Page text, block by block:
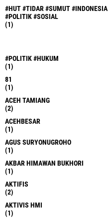
#HUT #TIDAR #SUMUT #INDONESIA
#POLITIK #SOSIAL
(1)
#POLITIK #HUKUM
(1)
81
(1)
ACEH TAMIANG
(2)
ACEHBESAR
(1)
AGUS SURYONUGROHO
(1)
AKBAR HIMAWAN BUKHORI
(1)
AKTIFIS
(2)
AKTIVIS HMI
(1)